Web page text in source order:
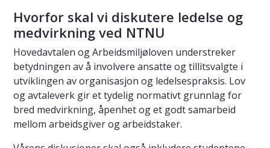
Hvorfor skal vi diskutere ledelse og
medvirkning ved NTNU
Hovedavtalen og Arbeidsmiljøloven understreker
betydningen av å involvere ansatte og tillitsvalgte i
utviklingen av organisasjon og ledelsespraksis. Lov
og avtaleverk gir et tydelig normativt grunnlag for
bred medvirkning, åpenhet og et godt samarbeid
mellom arbeidsgiver og arbeidstaker.